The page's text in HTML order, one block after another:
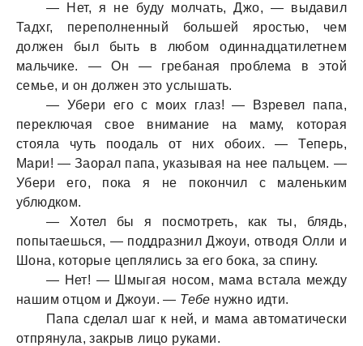
— Нет, я не буду молчать, Джо, — выдавил
Тадхг, переполненный большей яростью, чем
должен был быть в любом одиннадцатилетнем
мальчике. — Он — гребаная проблема в этой
семье, и он должен это услышать.
— Убери его с моих глаз! — Взревел папа,
переключая свое внимание на маму, которая
стояла чуть поодаль от них обоих. — Теперь,
Мари! — Заорал папа, указывая на нее пальцем. —
Убери его, пока я не покончил с маленьким
ублюдком.
— Хотел бы я посмотреть, как ты, блядь,
попытаешься, — поддразнил Джоуи, отводя Олли и
Шона, которые цеплялись за его бока, за спину.
— Нет! — Шмыгая носом, мама встала между
нашим отцом и Джоуи. — Тебе нужно идти.
Папа сделал шаг к ней, и мама автоматически
отпрянула, закрыв лицо руками.